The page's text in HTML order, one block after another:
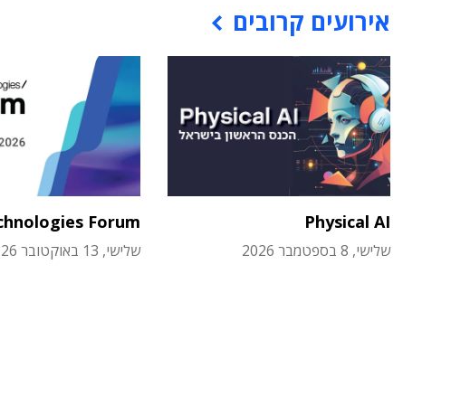
אירועים קרובים
Physical AI
שלישי, 8 בספטמבר 2026
Forum
שלישי, 13 באוקטובר 2026